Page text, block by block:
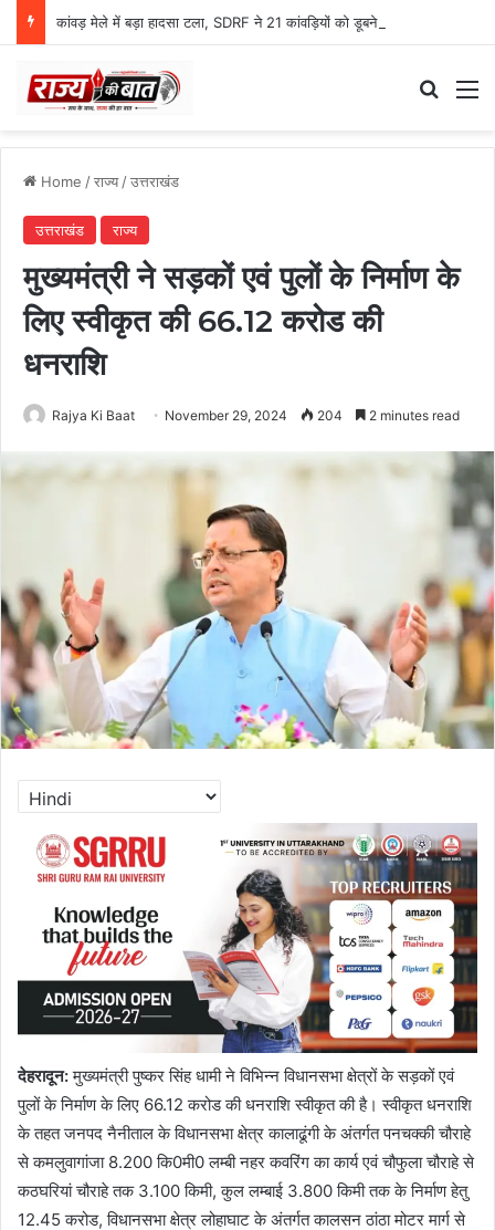
कांवड़ मेले में बड़ा हादसा टला, SDRF ने 21 कांवड़ियों को डूबने से बचाया
Home /राज्य/उत्तराखंड
उत्तराखंड राज्य
मुख्यमंत्री ने सड़कों एवं पुलों के निर्माण के
लिए स्वीकृत की 66.12 करोड की
धनराशि
Rajya Ki Baat November 29, 2024 204 2 minutes read
देहरादून:मुख्यमंत्री पुष्कर सिंह धामी ने विभिन्न विधानसभा क्षेत्रों के सड़कों एवं
पुलों के निर्माण के लिए 66.12 करोड की धनराशि स्वीकृत की है। स्वीकृत धनराशि
के तहत जनपद नैनीताल के विधानसभा क्षेत्र कालाढूंगी के अंतर्गत पनचक्की चौराहे
से कमलुवागांजा 8.200 कि0मी0 लम्बी नहर कवरिंग का कार्य एवं चौफुला चौराहे से
कठघरियां चौराहे तक 3.100 किमी, कुल लम्बाई 3.800 किमी तक के निर्माण हेतु
12.45 करोड, विधानसभा क्षेत्र लोहाघाट के अंतर्गत कालसन ठांठा मोटर मार्ग से